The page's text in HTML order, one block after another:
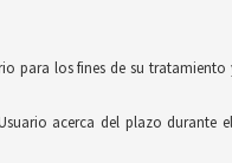
para los fines de su
acerca del plazo